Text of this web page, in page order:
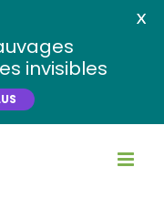
invisibles
X